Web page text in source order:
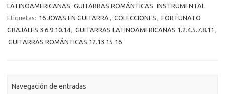
LATINOAMERICANAS GUITARRAS ROMÁNTICAS INSTRUMENTAL
Etiquetas: 16 JOYAS EN GUITARRA , COLECCIONES , FORTUNATO
GRAJALES 3.6.9.10.14, GUITARRAS LATINOAMERICANAS 1.2.4.5.7.8.11 ,
GUITARRAS ROMÁNTICAS 12.13.15.16
Navegación de entradas